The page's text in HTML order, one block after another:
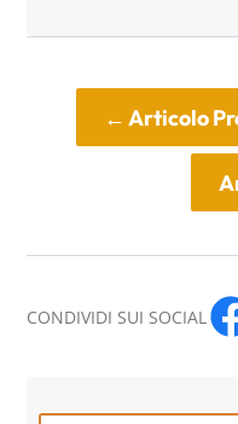
←Articolo
CONDIVIDI SUI SOCIAL